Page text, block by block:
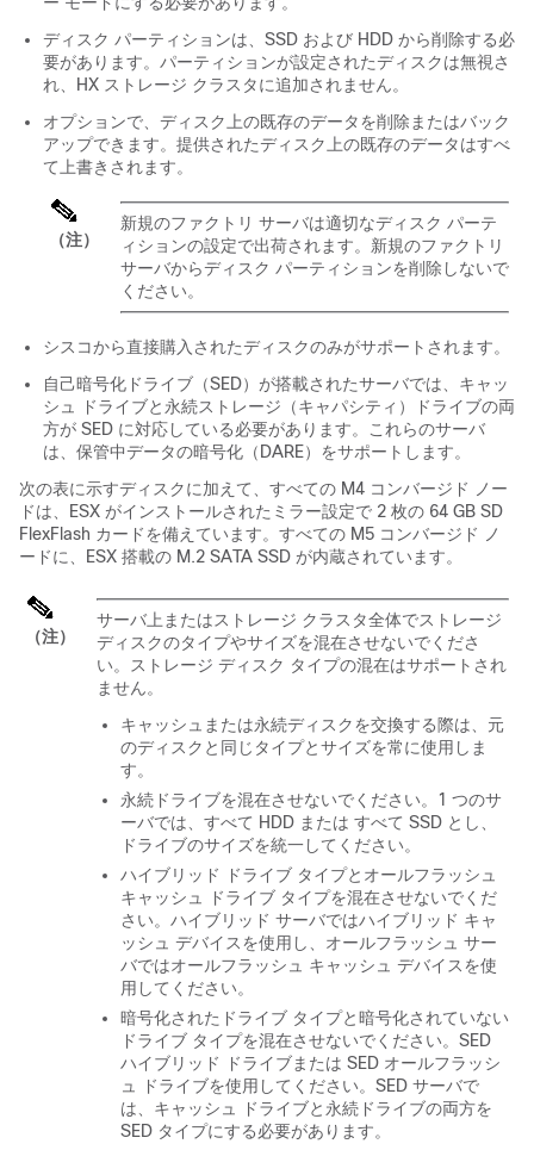
ディスク パーティションは、SSD および HDD から削除する必
要があります。パーティションが設定されたディスクは無視さ
れ、HX ストレージ クラスタに追加されません。
オプションで、ディスク上の既存のデータを削除またはバック
アップできます。提供されたディスク上の既存のデータはすべ
て上書きされます。
（注）
新規のファクトリ サーバは適切なディスク パーテ
ィションの設定で出荷されます。新規のファクトリ
サーバからディスク パーティションを削除しないで
ください。
シスコから直接購入されたディスクのみがサポートされます。
自己暗号化ドライブ（SED）が搭載されたサーバでは、キャッ
シュ ドライブと永続ストレージ（キャパシティ）ドライブの両
方が SED に対応している必要があります。これらのサーバ
は、保管中データの暗号化（DARE）をサポートします。
次の表に示すディスクに加えて、すべての M4 コンバージド ノー
ドは、ESX がインストールされたミラー設定で 2 枚の 64 GB SD
FlexFlash カードを備えています。すべての M5 コンバージド ノ
ードに、ESX 搭載の M.2 SATA SSD が内蔵されています。
（注）
サーバ上またはストレージ クラスタ全体でストレージ
ディスクのタイプやサイズを混在させないでくださ
い。ストレージ ディスク タイプの混在はサポートされ
ません。
キャッシュまたは永続ディスクを交換する際は、元
のディスクと同じタイプとサイズを常に使用しま
す。
永続ドライブを混在させないでください。1 つのサ
ーバでは、すべて HDD または すべて SSD とし、
ドライブのサイズを統一してください。
ハイブリッド ドライブ タイプとオールフラッシュ
キャッシュ ドライブ タイプを混在させないでくだ
さい。ハイブリッド サーバではハイブリッド キャ
ッシュ デバイスを使用し、オールフラッシュ サー
バではオールフラッシュ キャッシュ デバイスを使
用してください。
暗号化されたドライブ タイプと暗号化されていない
ドライブ タイプを混在させないでください。SED
ハイブリッド ドライブまたは SED オールフラッシ
ュ ドライブを使用してください。SED サーバで
は、キャッシュ ドライブと永続ドライブの両方を
SED タイプにする必要があります。